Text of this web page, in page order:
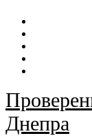
Перейти
контенту
Днепра